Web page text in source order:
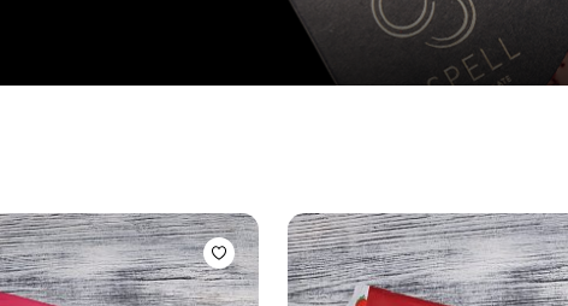
Стейки Спешл
Стейк Боксы